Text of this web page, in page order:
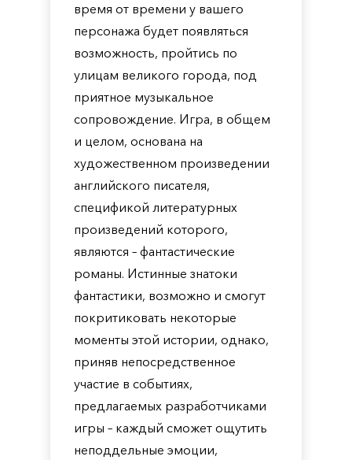
время от времени у вашего
персонажа будет появляться
возможность, пройтись по
улицам великого города, под
приятное музыкальное
сопровождение. Игра, в общем
и целом, основана на
художественном произведении
английского писателя,
спецификой литературных
произведений которого,
являются – фантастические
романы. Истинные знатоки
фантастики, возможно и смогут
покритиковать некоторые
моменты этой истории, однако,
приняв непосредственное
участие в событиях,
предлагаемых разработчиками
игры – каждый сможет ощутить
неподдельные эмоции,